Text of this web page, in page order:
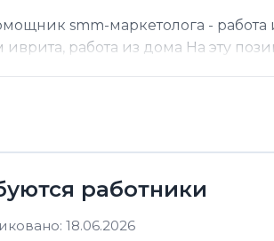
smm-маркетолога -
иврита, работа из дома На эту
работники
18.06.2026